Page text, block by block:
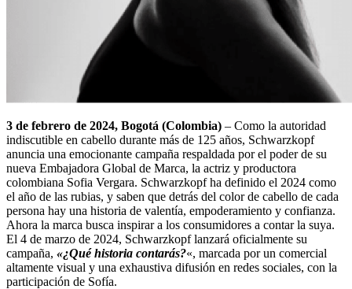
3 de febrero de 2024, Bogotá (Colombia) – Como la autoridad
indiscutible en cabello durante más de 125 años, Schwarzkopf
anuncia una emocionante campaña respaldada por el poder de su
nueva Embajadora Global de Marca, la actriz y productora
colombiana Sofia Vergara. Schwarzkopf ha definido el 2024 como
el año de las rubias, y saben que detrás del color de cabello de cada
persona hay una historia de valentía, empoderamiento y confianza.
Ahora la marca busca inspirar a los consumidores a contar la suya.
El 4 de marzo de 2024, Schwarzkopf lanzará oficialmente su
campaña, «¿Qué historia contarás?«, marcada por un comercial
altamente visual y una exhaustiva difusión en redes sociales, con la
participación de Sofía.